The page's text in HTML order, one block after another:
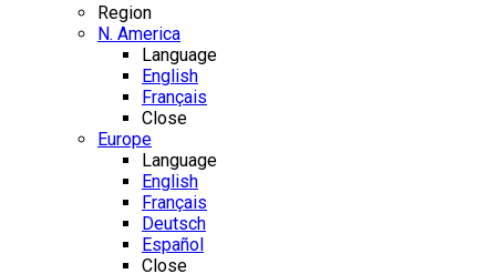
Region
N. America
Language
English
Français
Close
Europe
Language
English
Français
Deutsch
Español
Close